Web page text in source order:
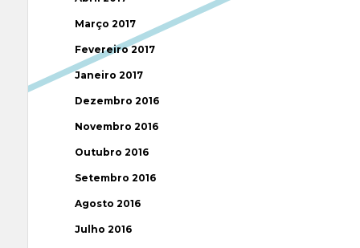
Março 2017
Fevereiro 2017
Janeiro 2017
Dezembro 2016
Novembro 2016
Outubro 2016
Setembro 2016
Agosto 2016
Julho 2016